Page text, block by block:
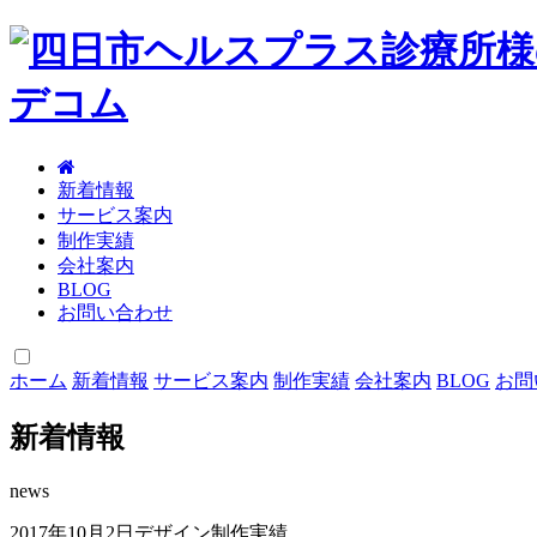
新着情報
サービス案内
制作実績
会社案内
BLOG
お問い合わせ
ホーム 新着情報 サービス案内 制作実績 会社案内 BLOG お
新着情報
news
2017年10月2日 デザイン制作実績